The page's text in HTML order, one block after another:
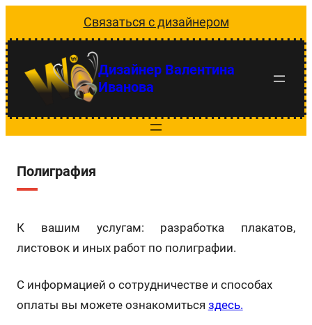
к
содержимому
Связаться с дизайнером
Дизайнер Валентина
Иванова
Полиграфия
К вашим услугам: разработка плакатов,
листовок и иных работ по полиграфии.
С информацией о сотрудничестве и способах
оплаты вы можете ознакомиться здесь.